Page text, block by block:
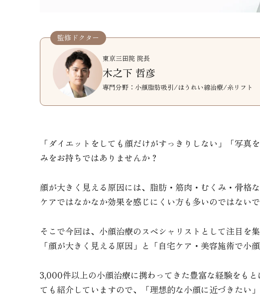
監修ドクター
東京三田院 院長
木之下 哲彦
専門分野：小顔脂肪吸引/ほうれい線治療/糸リフト
「ダイエットをしても顔だけがすっきりしない」「写
みをお持ちではありませんか？
顔が大きく見える原因には、脂肪・筋肉・むくみ・骨格
ケアではなかなか効果を感じにくい方も多いのではないで
そこで今回は、小顔治療のスペシャリストとして注目を
「顔が大きく見える原因」と「自宅ケア・美容施術で小
3,000件以上の小顔治療に携わってきた豊富な経験をも
ても紹介していますので、「理想的な小顔に近づきたい